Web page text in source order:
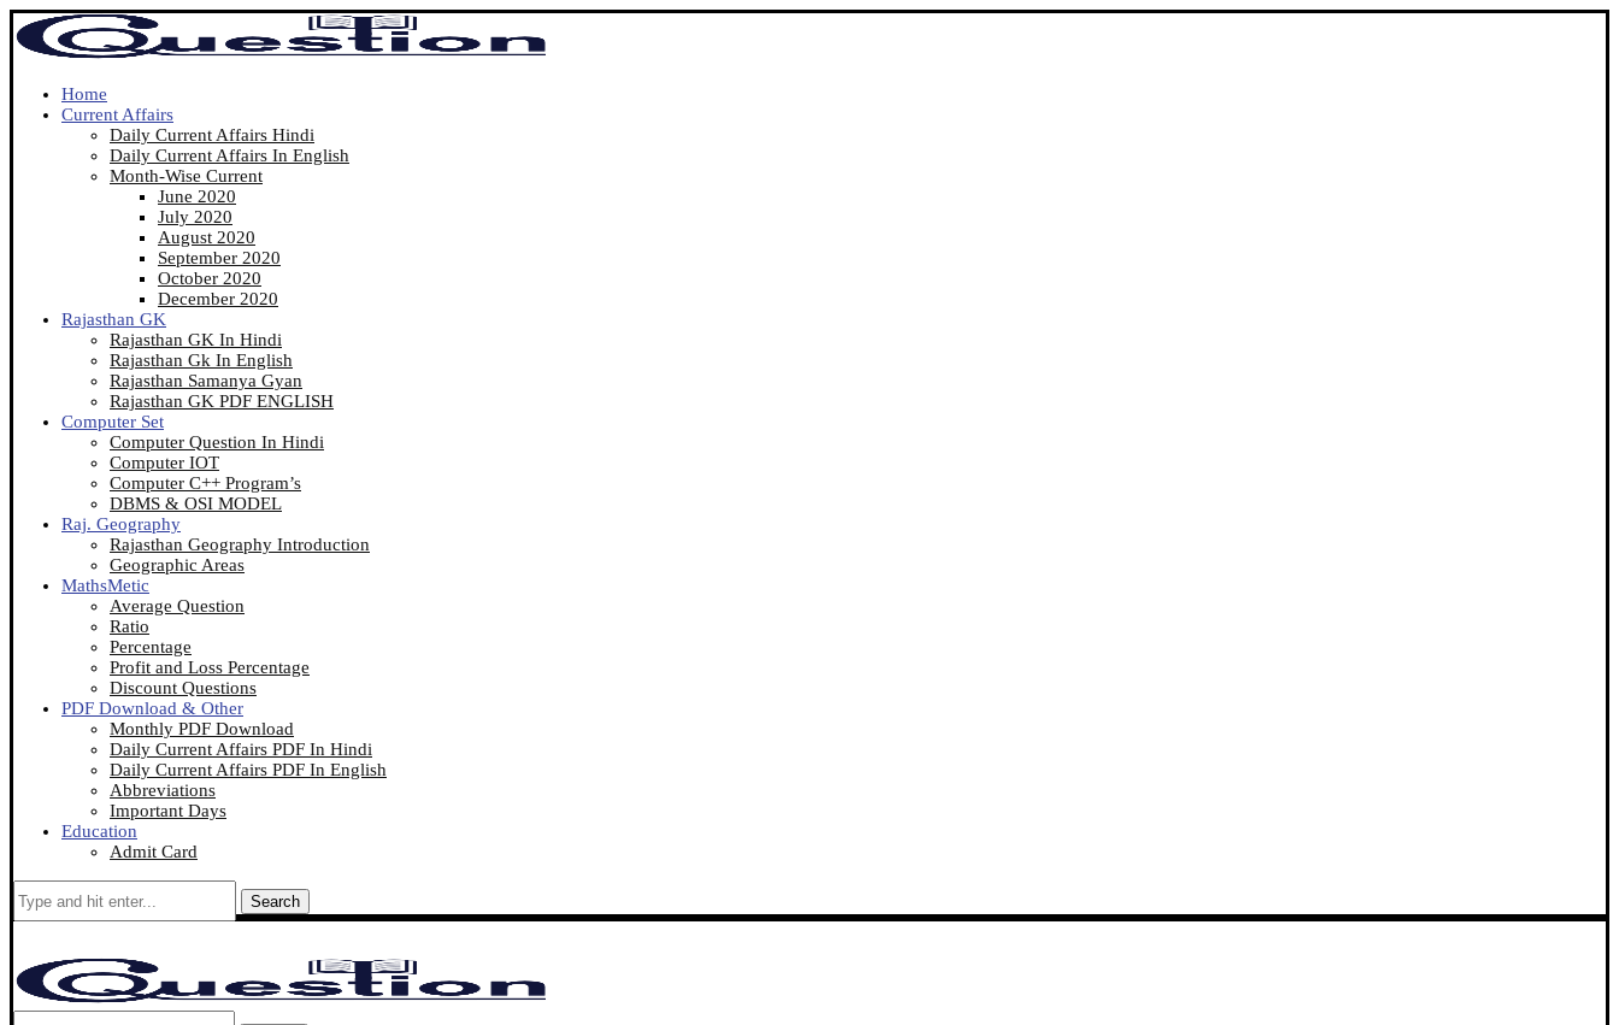
Home
Current Affairs
Daily Current Affairs Hindi
Daily Current Affairs In English
Month-Wise Current
June 2020
July 2020
August 2020
September 2020
October 2020
December 2020
Rajasthan GK
Rajasthan GK In Hindi
Rajasthan Gk In English
Rajasthan Samanya Gyan
Rajasthan GK PDF ENGLISH
Computer Set
Computer Question In Hindi
Computer IOT
Computer C++ Program’s
DBMS & OSI MODEL
Raj. Geography
Rajasthan Geography Introduction
Geographic Areas
MathsMetic
Average Question
Ratio
Percentage
Profit and Loss Percentage
Discount Questions
PDF Download & Other
Monthly PDF Download
Daily Current Affairs PDF In Hindi
Daily Current Affairs PDF In English
Abbreviations
Important Days
Education
Admit Card
Search